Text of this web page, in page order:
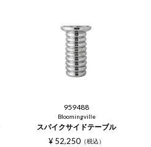
959488
Bloomingville
スパイクサイドテーブル
¥ 52,250 税込